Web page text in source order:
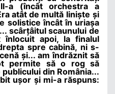
a (încât orchestra a
atât de multă liniște și
solistice încât în uriașa
scârțâitul scaunului de
înlocuit apoi, la finalul
spre cabină, ni s-
și... am îndrăznit să
permite să o rog să
din România...
ușor și mi-a răspuns: